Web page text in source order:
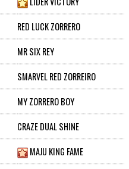
RED LUCK ZORRERO
MR SIX REY
SMARVEL RED ZORREIRO
MY ZORRERO BOY
CRAZE DUAL SHINE
MAJU KING FAME